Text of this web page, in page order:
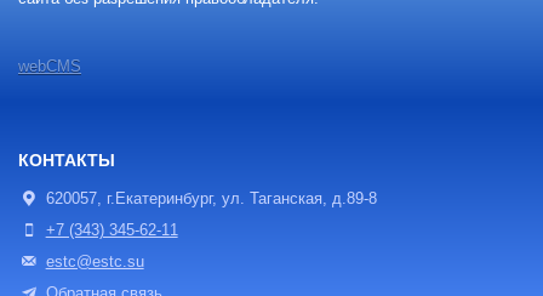
webCMS
КОНТАКТЫ
620057, г.Екатеринбург, ул. Таганская, д.89-8
+7 (343) 345-62-11
estc@estc.su